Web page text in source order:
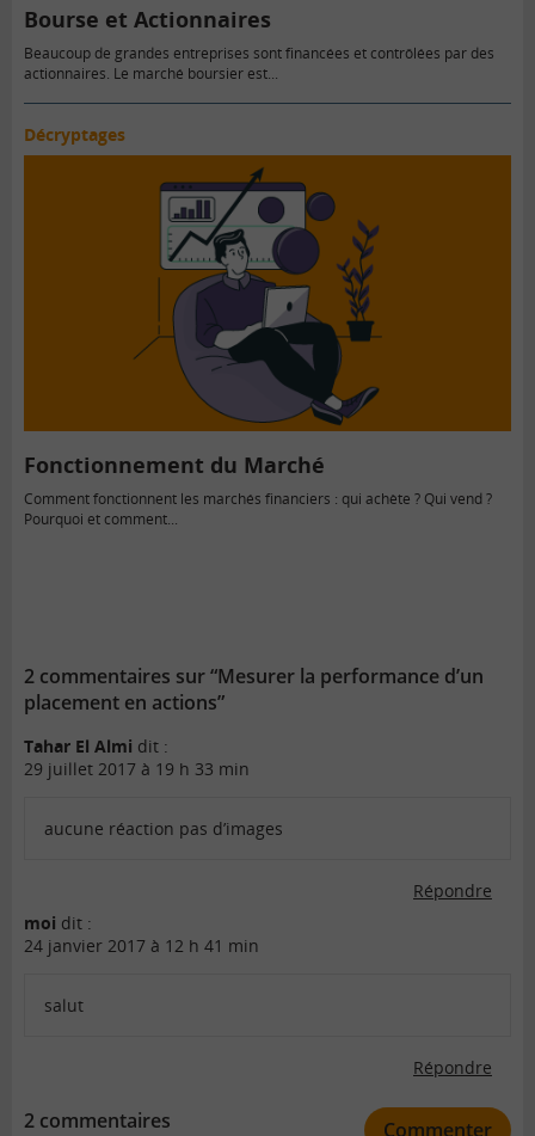
Bourse et Actionnaires
Beaucoup de grandes entreprises sont financées et contrôlées par des
actionnaires. Le marché boursier est...
Décryptages
Fonctionnement du Marché
Comment fonctionnent les marchés financiers : qui achète ? Qui vend ?
Pourquoi et comment...
2 commentaires sur “Mesurer la performance d’un
placement en actions”
Tahar El Almi dit :
29 juillet 2017 à 19 h 33 min
aucune réaction pas d’images
Répondre
moi dit :
24 janvier 2017 à 12 h 41 min
salut
Répondre
2 commentaires Commenter